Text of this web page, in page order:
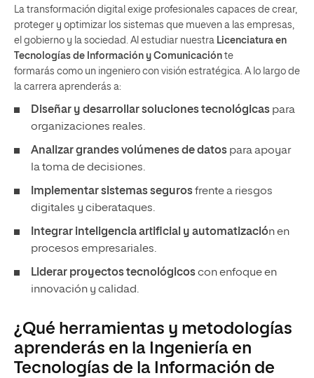
La transformación digital exige profesionales capaces de crear,
proteger y optimizar los sistemas que mueven a las empresas,
el gobierno y la sociedad. Al estudiar nuestra Licenciatura en
Tecnologías de Información y Comunicación te
formarás como un ingeniero con visión estratégica. A lo largo de
la carrera aprenderás a:
Diseñar y desarrollar soluciones tecnológicas para
organizaciones reales.
Analizar grandes volúmenes de datos para apoyar
la toma de decisiones.
Implementar sistemas segurosfrente a riesgos
digitales y ciberataques.
Integrar inteligencia artificial y automatización en
procesos empresariales.
Liderar proyectos tecnológicoscon enfoque en
innovación y calidad.
¿Qué herramientas y metodologías
aprenderás en la Ingeniería en
Tecnologías de la Información de